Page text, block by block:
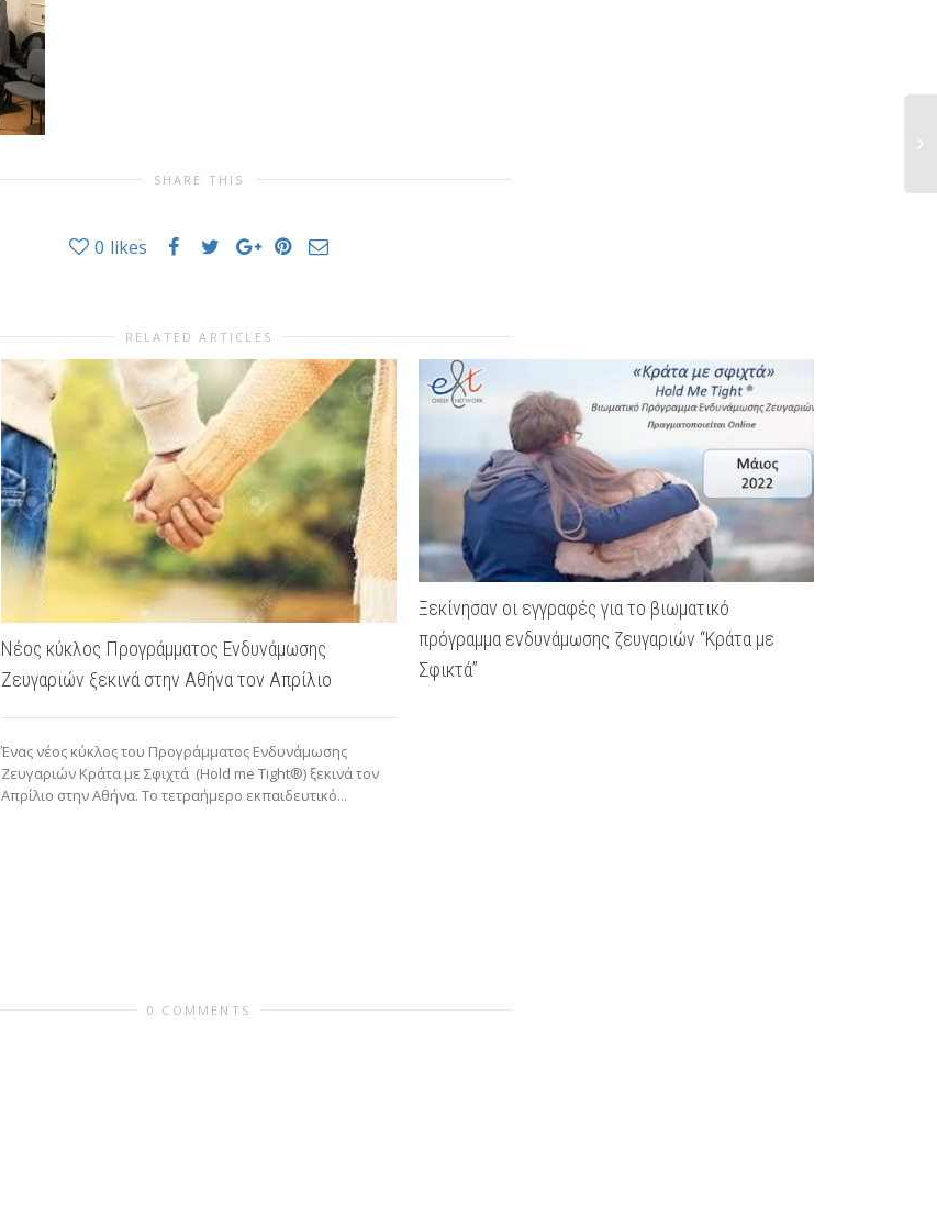
SHARE THIS
0 likes
RELATED ARTICLES
Νέος κύκλος Προγράμματος Ενδυνάμωσης
Ζευγαριών ξεκινά στην Αθήνα τον Απρίλιο
Ένας νέος κύκλος του Προγράμματος Ενδυνάμωσης
Ζευγαριών Κράτα με Σφιχτά (Hold me Tight®) ξεκινά τον
Απρίλιο στην Αθήνα. Το τετραήμερο εκπαιδευτικό...
Ξεκίνησαν οι εγγραφές για το βιωματικό
πρόγραμμα ενδυνάμωσης ζευγαριών “Κράτα με
Σφικτά”
0 COMMENTS